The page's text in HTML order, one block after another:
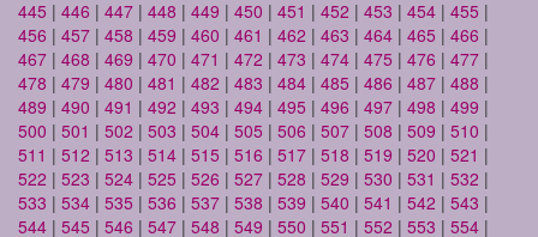
445 | 446 | 447 | 448 | 449 | 450 | 451 | 452 | 453 | 454 | 455 |
456 | 457 | 458 | 459 | 460 | 461 | 462 | 463 | 464 | 465 | 466 |
467 | 468 | 469 | 470 | 471 | 472 | 473 | 474 | 475 | 476 | 477 |
478 | 479 | 480 | 481 | 482 | 483 | 484 | 485 | 486 | 487 | 488 |
489 | 490 | 491 | 492 | 493 | 494 | 495 | 496 | 497 | 498 | 499 |
500 | 501 | 502 | 503 | 504 | 505 | 506 | 507 | 508 | 509 | 510 |
511 | 512 | 513 | 514 | 515 | 516 | 517 | 518 | 519 | 520 | 521 |
522 | 523 | 524 | 525 | 526 | 527 | 528 | 529 | 530 | 531 | 532 |
533 | 534 | 535 | 536 | 537 | 538 | 539 | 540 | 541 | 542 | 543 |
544 | 545 | 546 | 547 | 548 | 549 | 550 | 551 | 552 | 553 | 554 |